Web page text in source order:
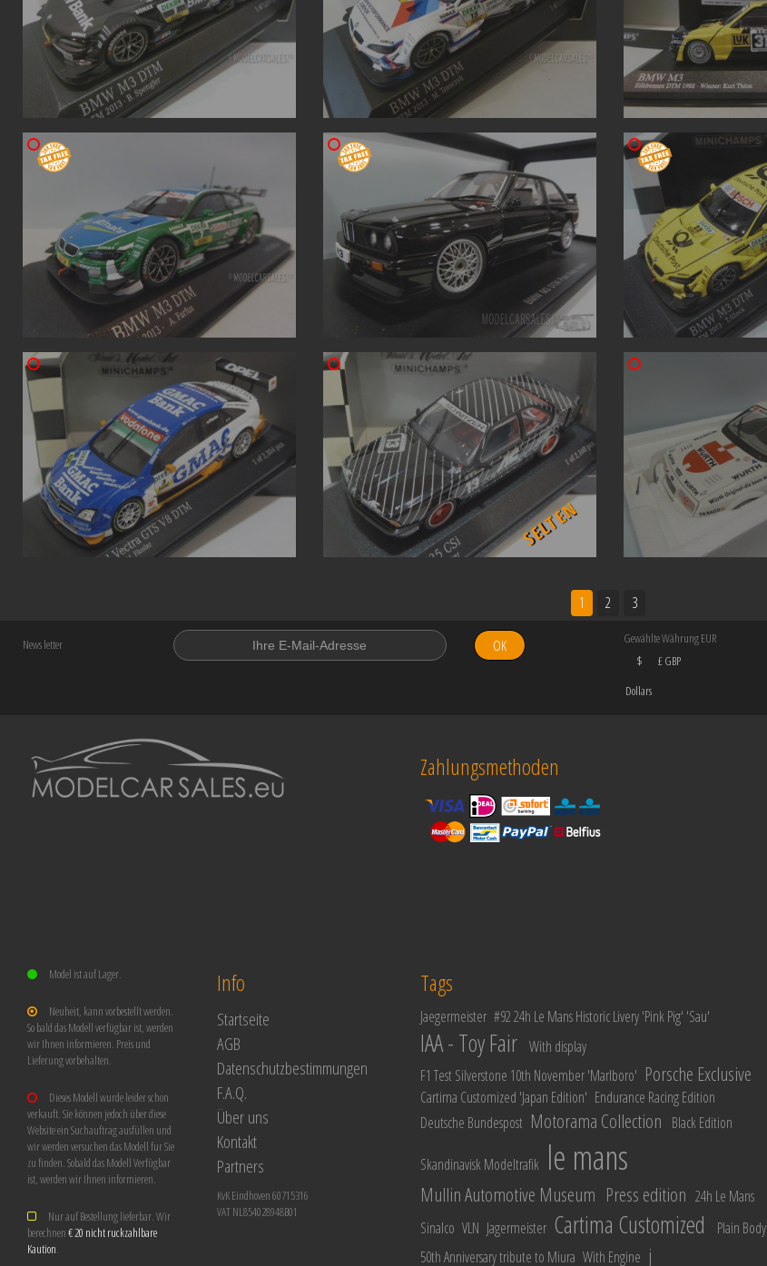
SELTEN
1 2 3
News letter OK
Gewählte Währung EUR
$
Dollars
£ GBP
Zahlungsmethoden
Model ist auf Lager.
Neuheit, kann vorbestellt werden.
So bald das Modell verfügbar ist, werden
wir Ihnen informieren. Preis und
Lieferung vorbehalten.
Dieses Modell wurde leider schon
verkauft. Sie können jedoch über diese
Website ein Suchauftrag ausfüllen und
wir werden versuchen das Modell fur Sie
zu finden. Sobald das Modell Verfügbar
ist, werden wir Ihnen informieren.
Nur auf Bestellung lieferbar. Wir
berechnen€ 20 nicht ruckzahlbare
Kaution.
Info
Startseite
AGB
Datenschutzbestimmungen
F.A.Q.
Über uns
Kontakt
Partners
KvK Eindhoven 60715316
VAT NL854028948B01
Tags
Jaegermeister #92 24h Le Mans Historic Livery 'Pink Pig' 'Sau'
IAA - Toy Fair With display
F1 Test Silverstone 10th November 'Marlboro' Porsche Exclusive
Cartima Customized 'Japan Edition' Endurance Racing Edition
Deutsche Bundespost Motorama Collection Black Edition
Skandinavisk Modeltrafik le mans
Mullin Automotive Museum Press edition 24h Le Mans
Sinalco VLN Jagermeister Cartima Customized
Plain Body
50th Anniversary tribute to Miura With Engine j